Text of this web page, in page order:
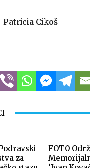
Patricia Cikoš
za
FOTO